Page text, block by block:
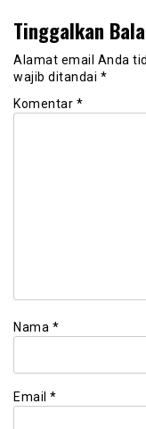
Tinggalkan
Alamat email Anda
wajib ditandai *
Komentar *
Nama *
Email *